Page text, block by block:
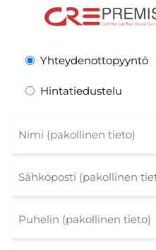
Yhteydenottopyyntö
Hintatiedustelu